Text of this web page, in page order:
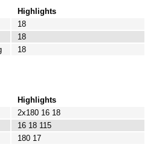
Highlights
18
18
18
Highlights
2x180 16 18
16 18 115
180 17